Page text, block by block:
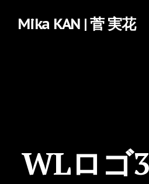
Mika KAN | 菅 実花
WLロゴ